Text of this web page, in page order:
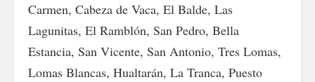
Carmen, Cabeza de Vaca, El Balde, Las
Lagunitas, El Ramblón, San Pedro, Bella
Estancia, San Vicente, San Antonio, Tres Lomas,
Lomas Blancas, Hualtarán, La Tranca, Puesto